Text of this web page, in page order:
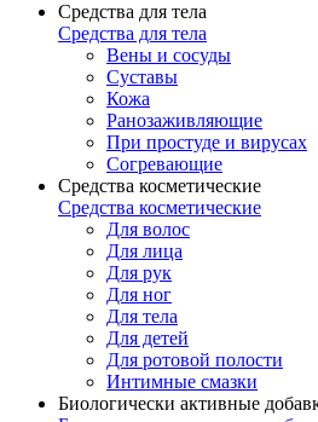
Средства для тела
Средства для тела
Вены и сосуды
Суставы
Кожа
Ранозаживляющие
При простуде и вирусах
Согревающие
Средства косметические
Средства косметические
Для волос
Для лица
Для рук
Для ног
Для тела
Для детей
Для ротовой полости
Интимные смазки
Биологически активные